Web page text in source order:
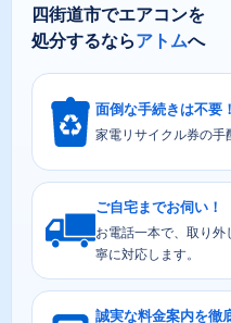
四街道市でエアコンを
処分するならアトムへ
面倒な手続きは不要！
家電リサイクル券の手
ご自宅までお伺い！
お電話一本で、取り
寧に対応します。
誠実な料金案内を徹